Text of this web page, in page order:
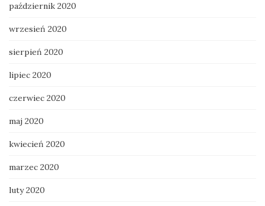
październik 2020
wrzesień 2020
sierpień 2020
lipiec 2020
czerwiec 2020
maj 2020
kwiecień 2020
marzec 2020
luty 2020